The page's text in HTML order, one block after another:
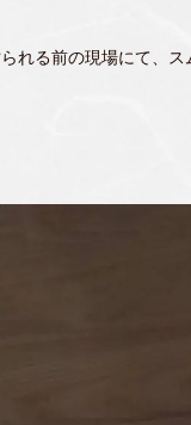
れる前の現場にて、